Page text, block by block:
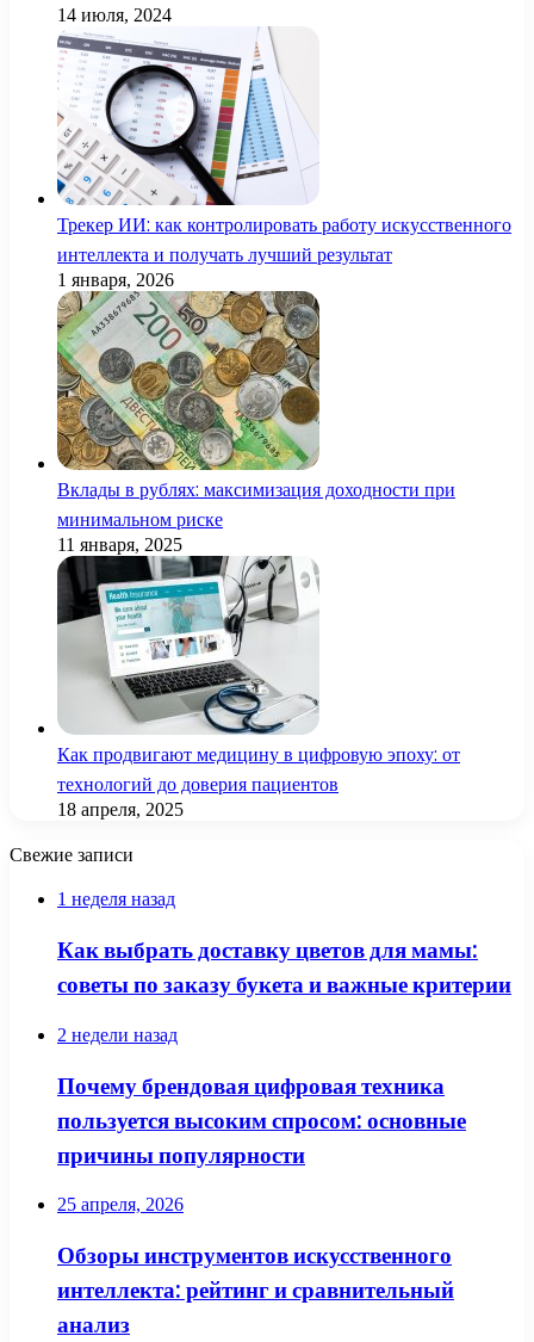
14 июля, 2024
Трекер ИИ: как контролировать работу искусственного
интеллекта и получать лучший результат
1 января, 2026
Вклады в рублях: максимизация доходности при
минимальном риске
11 января, 2025
Как продвигают медицину в цифровую эпоху: от
технологий до доверия пациентов
18 апреля, 2025
Свежие записи
1 неделя назад
Как выбрать доставку цветов для мамы:
советы по заказу букета и важные критерии
2 недели назад
Почему брендовая цифровая техника
пользуется высоким спросом: основные
причины популярности
25 апреля, 2026
Обзоры инструментов искусственного
интеллекта: рейтинг и сравнительный
анализ